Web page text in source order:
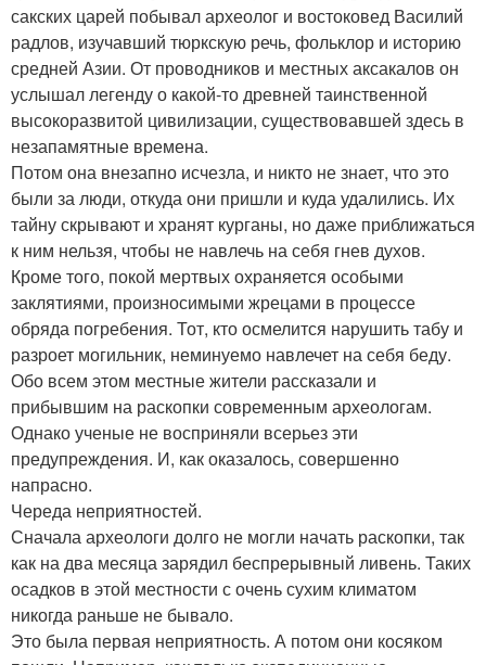
сакских царей побывал археолог и востоковед Василий
радлов, изучавший тюркскую речь, фольклор и историю
средней Азии. От проводников и местных аксакалов он
услышал легенду о какой-то древней таинственной
высокоразвитой цивилизации, существовавшей здесь в
незапамятные времена.
Потом она внезапно исчезла, и никто не знает, что это
были за люди, откуда они пришли и куда удалились. Их
тайну скрывают и хранят курганы, но даже приближаться
к ним нельзя, чтобы не навлечь на себя гнев духов.
Кроме того, покой мертвых охраняется особыми
заклятиями, произносимыми жрецами в процессе
обряда погребения. Тот, кто осмелится нарушить табу и
разроет могильник, неминуемо навлечет на себя беду.
Обо всем этом местные жители рассказали и
прибывшим на раскопки современным археологам.
Однако ученые не восприняли всерьез эти
предупреждения. И, как оказалось, совершенно
напрасно.
Череда неприятностей.
Сначала археологи долго не могли начать раскопки, так
как на два месяца зарядил беспрерывный ливень. Таких
осадков в этой местности с очень сухим климатом
никогда раньше не бывало.
Это была первая неприятность. А потом они косяком